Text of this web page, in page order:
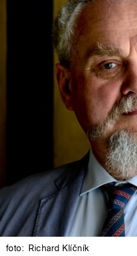
foto: Richard Klíčník